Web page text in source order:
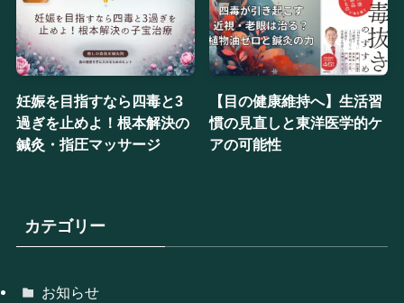
妊娠を目指すなら四毒と3
過ぎを止めよ！根本解決の
鍼灸・指圧マッサージ
【目の健康維持へ】生活習
慣の見直しと東洋医学的ケ
アの可能性
カテゴリー
お知らせ